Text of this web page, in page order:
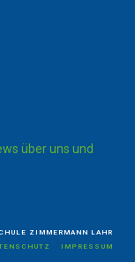
über uns und
IMPRESSUM